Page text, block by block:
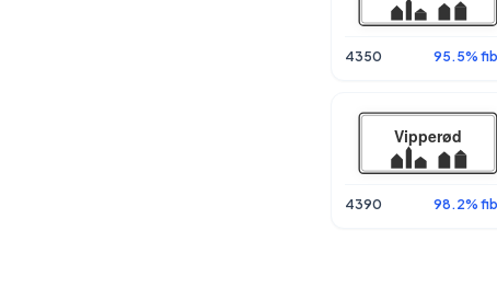
4350 95.5%
4390 98.2%